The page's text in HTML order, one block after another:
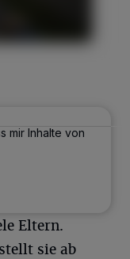
mir Inhalte von
Eltern.
sie ab